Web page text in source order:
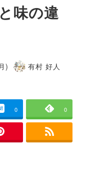
味の違
)
著
有村 好人
0 0